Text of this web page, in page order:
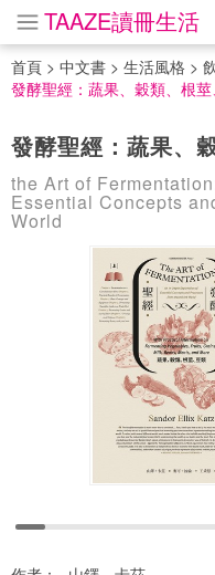
TAAZE讀冊生活
首頁 > 中文書 > 生活風格 >
發酵聖經：蔬果、穀類、根
發酵聖經：蔬果、
the Art of
Essential Concepts
World